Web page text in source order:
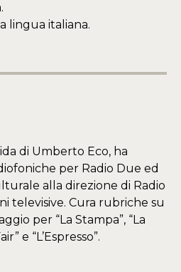
lingua italiana.
di Umberto Eco, ha
per Radio Due ed
alla direzione di Radio
televisive. Cura rubriche su
per “La Stampa”, “La
e “L’Espresso”.